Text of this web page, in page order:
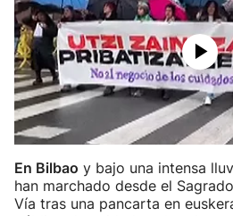
En Bilbao y bajo una intensa
han marchado desde el
Vía tras una pancarta en